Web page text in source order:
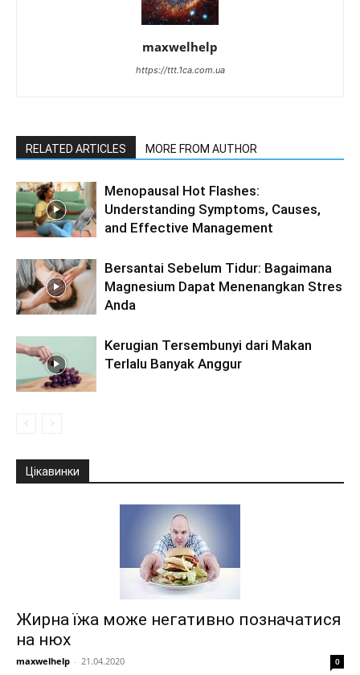
maxwelhelp
https://ttt.1ca.com.ua
RELATED ARTICLES MORE FROM AUTHOR
Menopausal Hot Flashes:
Understanding Symptoms, Causes,
and Effective Management
Bersantai Sebelum Tidur: Bagaimana
Magnesium Dapat Menenangkan Stres
Anda
Kerugian Tersembunyi dari Makan
Terlalu Banyak Anggur
Цікавинки
Жирна їжа може негативно позначатися
на нюх
maxwelhelp - 21.04.2020 0